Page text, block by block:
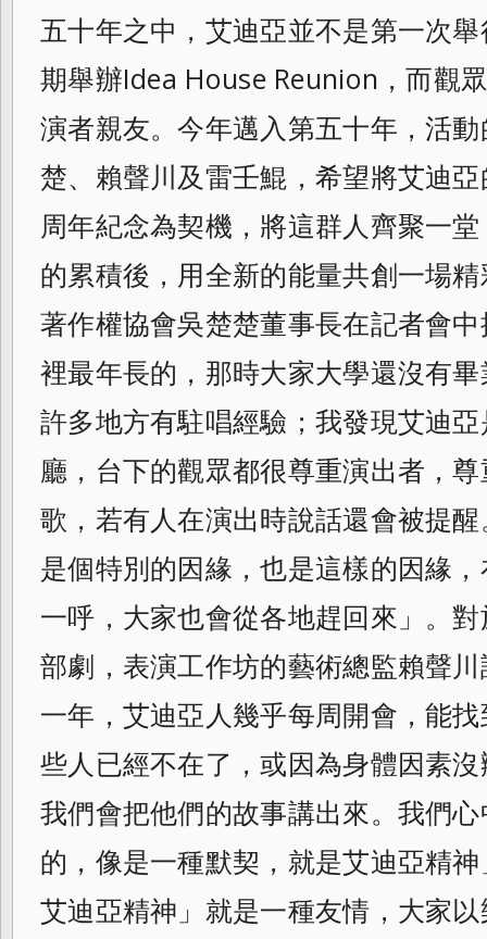
五十年之中，艾迪亞並不是第一次
期舉辦Idea House Reunion，而觀
演者親友。今年邁入第五十年，活
楚、 賴聲川及雷壬鯤，希望將艾迪
周年紀念為契機，將這群人齊聚一
的累積後， 用全新的能量共創一場
著作權協會吳楚楚董事長在記者會
裡最年長的，那時大家大學還沒有
許多地方有駐唱經驗； 我發現艾迪
廳， 台下的觀眾都很尊重演出者，
歌， 若有人在演出時說話還會被提
是個特別的因緣，也是這樣的因緣，
一呼，大家也會從各地趕回來」。
部劇，表演工作坊的藝術總監賴聲
一年，艾迪亞人幾乎每周開會，能
些人已經不在了，或因為身體因素
我們會把他們的故事講出來。我們
的， 像是一種默契，就是艾迪亞精
艾迪亞精神」就是一種友情，大家